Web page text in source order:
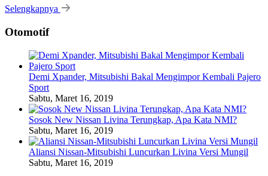
Selengkapnya
Otomotif
Demi Xpander, Mitsubishi Bakal Mengimpor Kembali Pajero
Sport
Sabtu, Maret 16, 2019
Sosok New Nissan Livina Terungkap, Apa Kata NMI?
Sabtu, Maret 16, 2019
Aliansi Nissan-Mitsubishi Luncurkan Livina Versi Mungil
Sabtu, Maret 16, 2019